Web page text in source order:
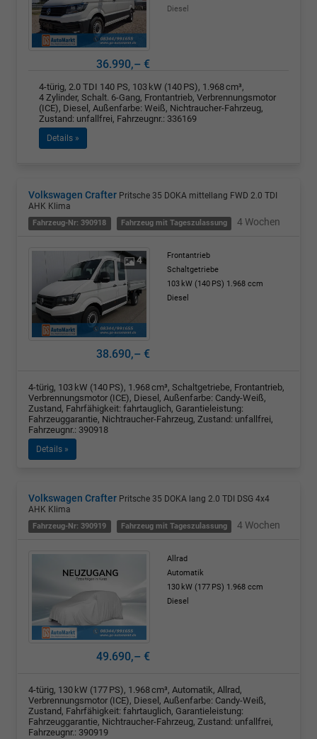
Diesel
36.990,– €
4-türig, 2.0 TDI 140 PS, 103 kW (140 PS), 1.968 cm³,
4 Zylinder, Schalt. 6-Gang, Frontantrieb, Verbrennungsmotor
(ICE), Diesel, Außenfarbe: Weiß, Nichtraucher-Fahrzeug,
Zustand: unfallfrei, Fahrzeugnr.: 336169
Details »
Volkswagen Crafter Pritsche 35 DOKA mittellang FWD 2.0 TDI
AHK Klima
Fahrzeug-Nr: 390918 Fahrzeug mit Tageszulassung 4 Wochen
4
Frontantrieb
Schaltgetriebe
103 kW (140 PS) 1.968 ccm
Diesel
38.690,– €
4-türig, 103 kW (140 PS), 1.968 cm³, Schaltgetriebe, Frontantrieb,
Verbrennungsmotor (ICE), Diesel, Außenfarbe: Candy-Weiß,
Zustand, Fahrfähigkeit: fahrtauglich, Garantieleistung:
Fahrzeuggarantie, Nichtraucher-Fahrzeug, Zustand: unfallfrei,
Fahrzeugnr.: 390918
Details »
Volkswagen Crafter Pritsche 35 DOKA lang 2.0 TDI DSG 4x4
AHK Klima
Fahrzeug-Nr: 390919 Fahrzeug mit Tageszulassung 4 Wochen
Allrad
Automatik
130 kW (177 PS) 1.968 ccm
Diesel
49.690,– €
4-türig, 130 kW (177 PS), 1.968 cm³, Automatik, Allrad,
Verbrennungsmotor (ICE), Diesel, Außenfarbe: Candy-Weiß,
Zustand, Fahrfähigkeit: fahrtauglich, Garantieleistung:
Fahrzeuggarantie, Nichtraucher-Fahrzeug, Zustand: unfallfrei,
Fahrzeugnr.: 390919